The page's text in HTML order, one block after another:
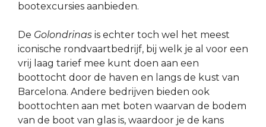
bootexcursies aanbieden.
De Golondrinas is echter toch wel het meest
iconische rondvaartbedrijf, bij welk je al voor een
vrij laag tarief mee kunt doen aan een
boottocht door de haven en langs de kust van
Barcelona. Andere bedrijven bieden ook
boottochten aan met boten waarvan de bodem
van de boot van glas is, waardoor je de kans